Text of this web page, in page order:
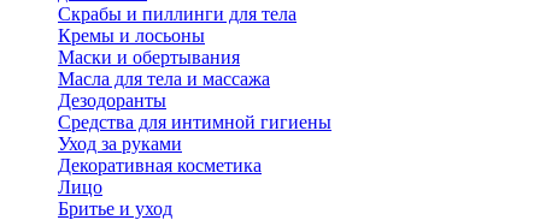
Скрабы и пиллинги для тела
Кремы и лосьоны
Маски и обертывания
Масла для тела и массажа
Дезодоранты
Средства для интимной гигиены
Уход за руками
Декоративная косметика
Лицо
Бритье и уход